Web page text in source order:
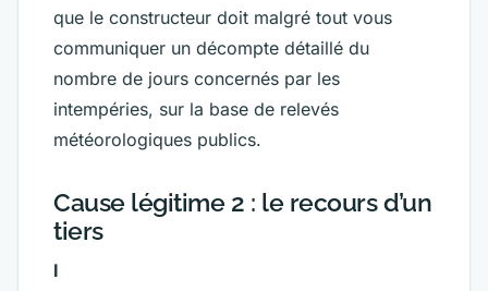
que le constructeur doit malgré tout vous
communiquer un décompte détaillé du
nombre de jours concernés par les
intempéries, sur la base de relevés
météorologiques publics.
Cause légitime 2 : le recours d’un
tiers
I